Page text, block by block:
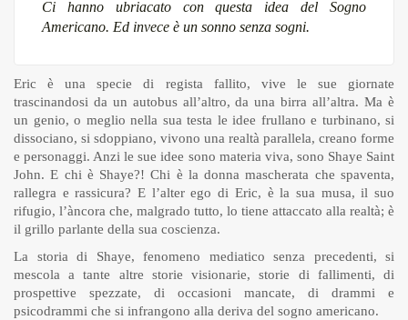
Ci hanno ubriacato con questa idea del Sogno
Americano. Ed invece è un sonno senza sogni.
Eric è una specie di regista fallito, vive le sue giornate
trascinandosi da un autobus all’altro, da una birra all’altra. Ma è
un genio, o meglio nella sua testa le idee frullano e turbinano, si
dissociano, si sdoppiano, vivono una realtà parallela, creano forme
e personaggi. Anzi le sue idee sono materia viva, sono Shaye Saint
John. E chi è Shaye?! Chi è la donna mascherata che spaventa,
rallegra e rassicura? E l’alter ego di Eric, è la sua musa, il suo
rifugio, l’àncora che, malgrado tutto, lo tiene attaccato alla realtà; è
il grillo parlante della sua coscienza.
La storia di Shaye, fenomeno mediatico senza precedenti, si
mescola a tante altre storie visionarie, storie di fallimenti, di
prospettive spezzate, di occasioni mancate, di drammi e
psicodrammi che si infrangono alla deriva del sogno americano.